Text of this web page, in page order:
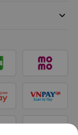
keyboard_arrow_down